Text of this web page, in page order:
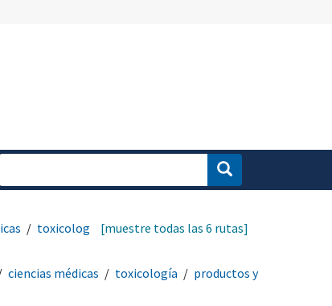
toxicología [muestre todas las 6 rutas]
ciencias médicas toxicología
productos y